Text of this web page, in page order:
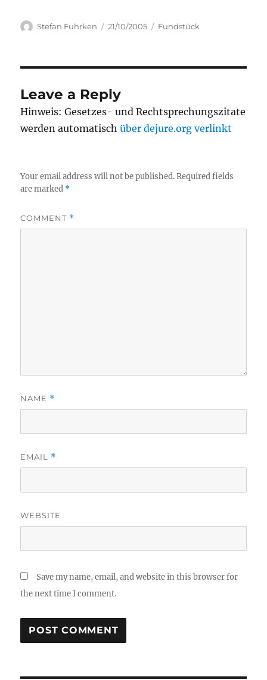
Author
Stefan Fuhrken
Posted
21/10/2005 Categories
Fundstück
Leave a Reply
Hinweis: Gesetzes- und Rechtsprechungszitate
werden automatischüber dejure.org verlinkt
Your email address will not be published. Required fields
are marked *
COMMENT *
NAME *
EMAIL *
WEBSITE
Save my name, email, and website in this browser for
the next time I comment.